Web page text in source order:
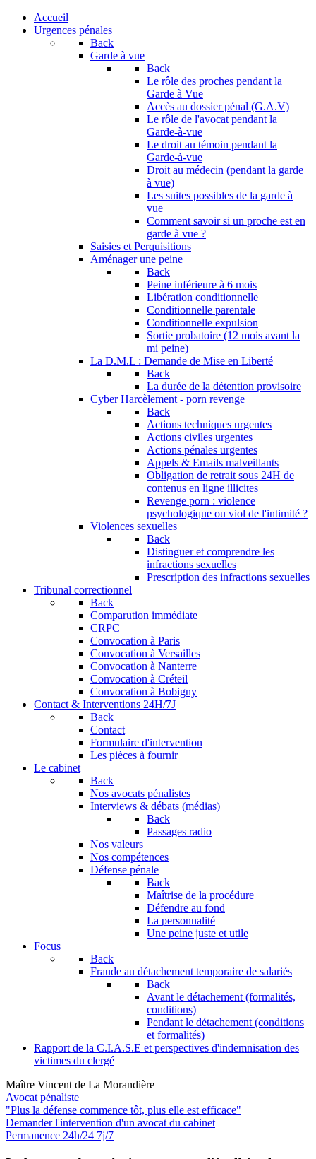
Accueil
Urgences pénales
Back
Garde à vue
Back
Le rôle des proches pendant la
Garde à Vue
Accès au dossier pénal (G.A.V)
Le rôle de l'avocat pendant la
Garde-à-vue
Le droit au témoin pendant la
Garde-à-vue
Droit au médecin (pendant la garde
à vue)
Les suites possibles de la garde à
vue
Comment savoir si un proche est en
garde à vue ?
Saisies et Perquisitions
Aménager une peine
Back
Peine inférieure à 6 mois
Libération conditionnelle
Conditionnelle parentale
Conditionnelle expulsion
Sortie probatoire (12 mois avant la
mi peine)
La D.M.L : Demande de Mise en Liberté
Back
La durée de la détention provisoire
Cyber Harcèlement - porn revenge
Back
Actions techniques urgentes
Actions civiles urgentes
Actions pénales urgentes
Appels & Emails malveillants
Obligation de retrait sous 24H de
contenus en ligne illicites
Revenge porn : violence
psychologique ou viol de l'intimité ?
Violences sexuelles
Back
Distinguer et comprendre les
infractions sexuelles
Prescription des infractions sexuelles
Tribunal correctionnel
Back
Comparution immédiate
CRPC
Convocation à Paris
Convocation à Versailles
Convocation à Nanterre
Convocation à Créteil
Convocation à Bobigny
Contact & Interventions 24H/7J
Back
Contact
Formulaire d'intervention
Les pièces à fournir
Le cabinet
Back
Nos avocats pénalistes
Interviews & débats (médias)
Back
Passages radio
Nos valeurs
Nos compétences
Défense pénale
Back
Maîtrise de la procédure
Défendre au fond
La personnalité
Une peine juste et utile
Focus
Back
Fraude au détachement temporaire de salariés
Back
Avant le détachement (formalités,
conditions)
Pendant le détachement (conditions
et formalités)
Rapport de la C.I.A.S.E et perspectives d'indemnisation des
victimes du clergé
Maître Vincent de La Morandière
Avocat pénaliste
"Plus la défense commence tôt, plus elle est efficace"
Demander l'intervention d'un avocat du cabinet
Permanence 24h/24 7j/7